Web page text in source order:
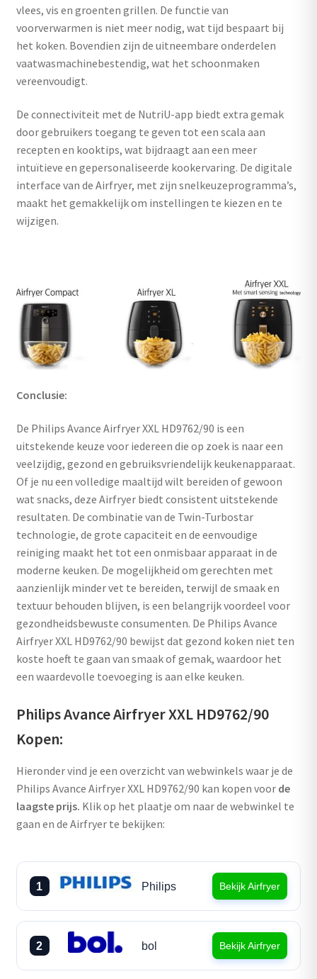
vlees, vis en groenten grillen. De functie van
voorverwarmen is niet meer nodig, wat tijd bespaart bij
het koken. Bovendien zijn de uitneembare onderdelen
vaatwasmachinebestendig, wat het schoonmaken
vereenvoudigt.
De connectiviteit met de NutriU-app biedt extra gemak
door gebruikers toegang te geven tot een scala aan
recepten en kooktips, wat bijdraagt aan een meer
intuïtieve en gepersonaliseerde kookervaring. De digitale
interface van de Airfryer, met zijn snelkeuzeprogramma’s,
maakt het gemakkelijk om instellingen te kiezen en te
wijzigen.
Conclusie:
De Philips Avance Airfryer XXL HD9762/90 is een
uitstekende keuze voor iedereen die op zoek is naar een
veelzijdig, gezond en gebruiksvriendelijk keukenapparaat.
Of je nu een volledige maaltijd wilt bereiden of gewoon
wat snacks, deze Airfryer biedt consistent uitstekende
resultaten. De combinatie van de Twin-Turbostar
technologie, de grote capaciteit en de eenvoudige
reiniging maakt het tot een onmisbaar apparaat in de
moderne keuken. De mogelijkheid om gerechten met
aanzienlijk minder vet te bereiden, terwijl de smaak en
textuur behouden blijven, is een belangrijk voordeel voor
gezondheidsbewuste consumenten. De Philips Avance
Airfryer XXL HD9762/90 bewijst dat gezond koken niet ten
koste hoeft te gaan van smaak of gemak, waardoor het
een waardevolle toevoeging is aan elke keuken.
Philips Avance Airfryer XXL HD9762/90
Kopen:
Hieronder vind je een overzicht van webwinkels waar je de
Philips Avance Airfryer XXL HD9762/90 kan kopen voor de
laagste prijs. Klik op het plaatje om naar de webwinkel te
gaan en de Airfryer te bekijken:
1 Philips Bekijk Airfryer
2 bol Bekijk Airfryer